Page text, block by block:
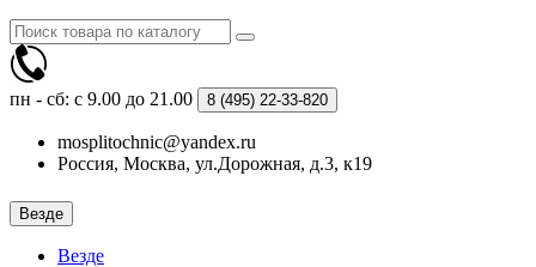
пн - сб: с 9.00 до 21.00 8 (495) 22-33-820
mosplitochnic@yandex.ru
Россия, Москва, ул.Дорожная, д.3, к19
Везде
Везде